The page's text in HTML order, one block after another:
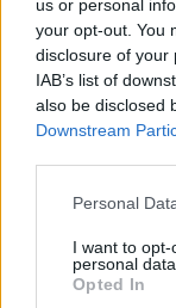
us or personal
your opt-out. You
disclosure of your
IAB’s list of
also be disclosed
Downstream
Please note that
not limited to
grant or deny
use your data for
Personal
I want to
personal data.
Opted In
Hellyeah -
A Mudvayne, a
zenekarok
nyár kellős
Better Man,